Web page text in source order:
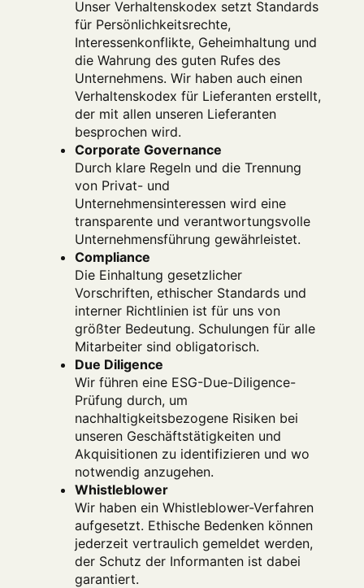
Unser Verhaltenskodex setzt Standards
für Persönlichkeitsrechte,
Interessenkonflikte, Geheimhaltung und
die Wahrung des guten Rufes des
Unternehmens. Wir haben auch einen
Verhaltenskodex für Lieferanten erstellt,
der mit allen unseren Lieferanten
besprochen wird.
Corporate Governance
Durch klare Regeln und die Trennung
von Privat- und
Unternehmensinteressen wird eine
transparente und verantwortungsvolle
Unternehmensführung gewährleistet.
Compliance
Die Einhaltung gesetzlicher
Vorschriften, ethischer Standards und
interner Richtlinien ist für uns von
größter Bedeutung. Schulungen für alle
Mitarbeiter sind obligatorisch.
Due Diligence
Wir führen eine ESG-Due-Diligence-
Prüfung durch, um
nachhaltigkeitsbezogene Risiken bei
unseren Geschäftstätigkeiten und
Akquisitionen zu identifizieren und wo
notwendig anzugehen.
Whistleblower
Wir haben ein Whistleblower-Verfahren
aufgesetzt. Ethische Bedenken können
jederzeit vertraulich gemeldet werden,
der Schutz der Informanten ist dabei
garantiert.